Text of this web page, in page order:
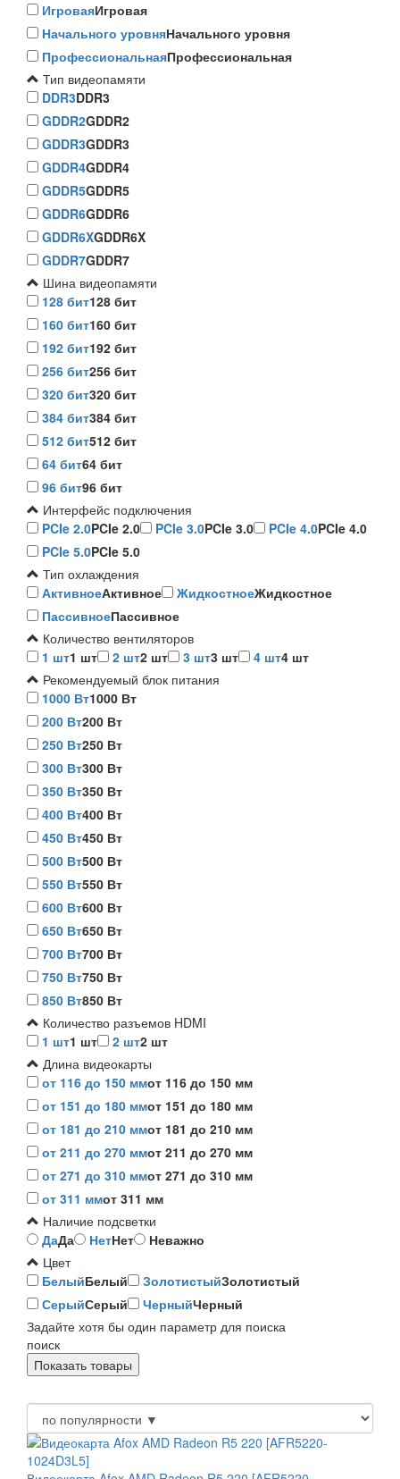
ИгроваяИгровая
Начального уровняНачального уровня
ПрофессиональнаяПрофессиональная
Тип видеопамяти
DDR3DDR3
GDDR2GDDR2
GDDR3GDDR3
GDDR4GDDR4
GDDR5GDDR5
GDDR6GDDR6
GDDR6XGDDR6X
GDDR7GDDR7
Шина видеопамяти
128 бит128 бит
160 бит160 бит
192 бит192 бит
256 бит256 бит
320 бит320 бит
384 бит384 бит
512 бит512 бит
64 бит64 бит
96 бит96 бит
Интерфейс подключения
PCIe 2.0PCIe 2.0 PCIe 3.0PCIe 3.0 PCIe 4.0PCIe 4.0
PCIe 5.0PCIe 5.0
Тип охлаждения
АктивноеАктивное ЖидкостноеЖидкостное
ПассивноеПассивное
Количество вентиляторов
1 шт1 шт 2 шт2 шт 3 шт3 шт 4 шт4 шт
Рекомендуемый блок питания
1000 Вт1000 Вт
200 Вт200 Вт
250 Вт250 Вт
300 Вт300 Вт
350 Вт350 Вт
400 Вт400 Вт
450 Вт450 Вт
500 Вт500 Вт
550 Вт550 Вт
600 Вт600 Вт
650 Вт650 Вт
700 Вт700 Вт
750 Вт750 Вт
850 Вт850 Вт
Количество разъемов HDMI
1 шт1 шт 2 шт2 шт
Длина видеокарты
от 116 до 150 ммот 116 до 150 мм
от 151 до 180 ммот 151 до 180 мм
от 181 до 210 ммот 181 до 210 мм
от 211 до 270 ммот 211 до 270 мм
от 271 до 310 ммот 271 до 310 мм
от 311 ммот 311 мм
Наличие подсветки
ДаДа НетНет
Неважно
Цвет
БелыйБелый ЗолотистыйЗолотистый
СерыйСерый ЧерныйЧерный
Задайте хотя бы один параметр для поиска
поиск